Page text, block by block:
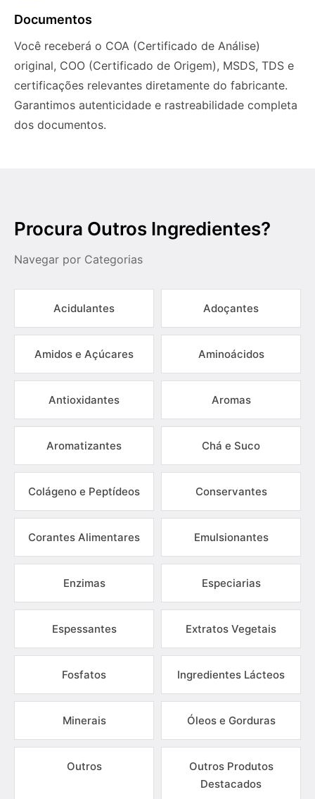
Documentos
Você receberá o COA (Certificado de Análise)
original, COO (Certificado de Origem), MSDS, TDS e
certificações relevantes diretamente do fabricante.
Garantimos autenticidade e rastreabilidade completa
dos documentos.
Procura Outros Ingredientes?
Navegar por Categorias
Acidulantes Adoçantes
Amidos e Açúcares Aminoácidos
Antioxidantes Aromas
Aromatizantes Chá e Suco
Colágeno e Peptídeos Conservantes
Corantes Alimentares Emulsionantes
Enzimas Especiarias
Espessantes Extratos Vegetais
Fosfatos Ingredientes Lácteos
Minerais Óleos e Gorduras
Outros
Outros Produtos
Destacados